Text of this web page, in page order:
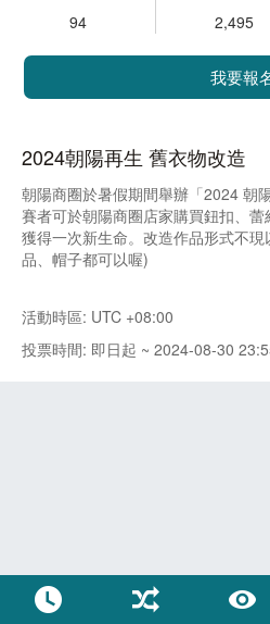
94 2,495
我要報
2024朝陽再生 舊衣物改造
朝陽商圈於暑假期間舉辦「2024 朝
賽者可於朝陽商圈店家購買鈕扣、
獲得一次新生命。改造作品形式不
品、帽子都可以喔)
活動時區: UTC +08:00
投票時間: 即日起 ~ 2024-08-30